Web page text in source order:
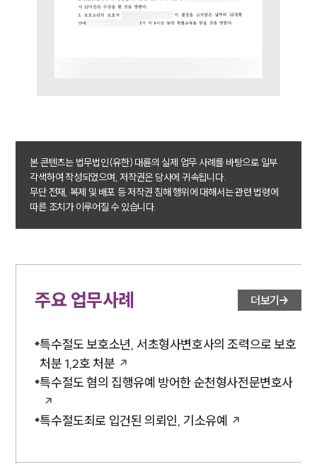
본 콘텐츠는 법무법인(유한) 대륜의 실제 업무 사례를 바탕으로 일부
각색하여 작성되었으며, 저작권은 당사에 귀속됩니다.
무단 전재, 복제 및 배포 등 저작권 침해 행위에 대해서는 관련 법령에
따른 조치가 이루어질 수 있습니다.
주요 업무사례 더보기
특수절도 보호소년, 서초형사변호사의 조력으로 보호
처분 1,2호 처분
특수절도 혐의 집행유예 방어한 순천형사전문변호사
특수절도죄로 입건된 의뢰인, 기소유예